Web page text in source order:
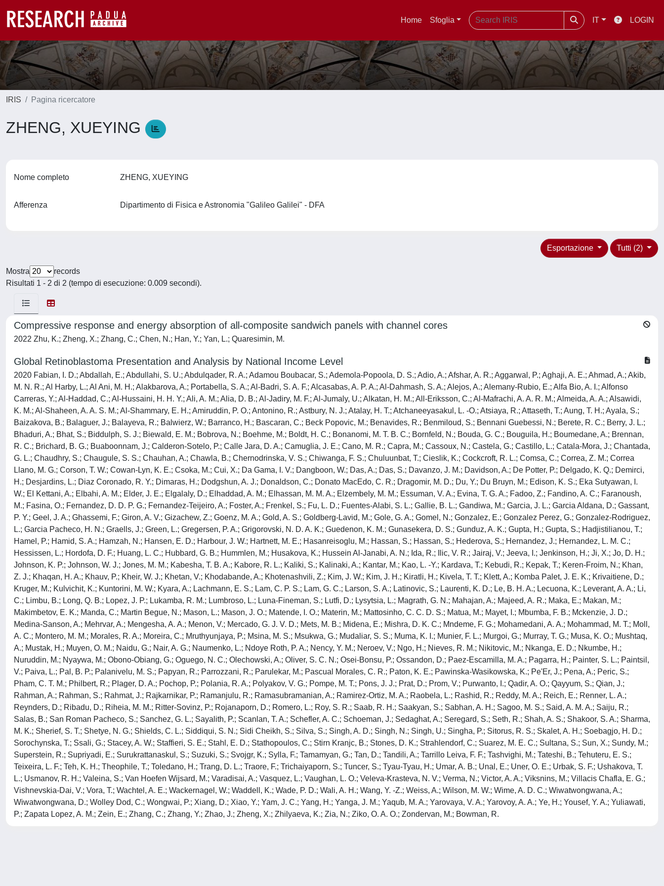
Home Sfoglia IT LOGIN
IRIS Pagina ricercatore
ZHENG, XUEYING
Nome completo ZHENG, XUEYING
Afferenza Dipartimento di Fisica e Astronomia "Galileo Galilei" - DFA
Tutti (2)
Esportazione
Mostra
records
Risultati 1 - 2 di 2 (tempo di esecuzione: 0.009 secondi).
Compressive response and energy absorption of all-composite sandwich panels with channel cores
2022 Zhu, K.; Zheng, X.; Zhang, C.; Chen, N.; Han, Y.; Yan, L.; Quaresimin, M.
Global Retinoblastoma Presentation and Analysis by National Income Level
2020 Fabian, I. D.; Abdallah, E.; Abdullahi, S. U.; Abdulqader, R. A.; Adamou Boubacar, S.; Ademola-Popoola, D. S.; Adio, A.; Afshar, A. R.; Aggarwal, P.; Aghaji, A. E.; Ahmad, A.; Akib,
M. N. R.; Al Harby, L.; Al Ani, M. H.; Alakbarova, A.; Portabella, S. A.; Al-Badri, S. A. F.; Alcasabas, A. P. A.; Al-Dahmash, S. A.; Alejos, A.; Alemany-Rubio, E.; Alfa Bio, A. I.; Alfonso
Carreras, Y.; Al-Haddad, C.; Al-Hussaini, H. H. Y.; Ali, A. M.; Alia, D. B.; Al-Jadiry, M. F.; Al-Jumaly, U.; Alkatan, H. M.; All-Eriksson, C.; Al-Mafrachi, A. A. R. M.; Almeida, A. A.; Alsawidi,
K. M.; Al-Shaheen, A. A. S. M.; Al-Shammary, E. H.; Amiruddin, P. O.; Antonino, R.; Astbury, N. J.; Atalay, H. T.; Atchaneeyasakul, L. -O.; Atsiaya, R.; Attaseth, T.; Aung, T. H.; Ayala, S.;
Baizakova, B.; Balaguer, J.; Balayeva, R.; Balwierz, W.; Barranco, H.; Bascaran, C.; Beck Popovic, M.; Benavides, R.; Benmiloud, S.; Bennani Guebessi, N.; Berete, R. C.; Berry, J. L.;
Bhaduri, A.; Bhat, S.; Biddulph, S. J.; Biewald, E. M.; Bobrova, N.; Boehme, M.; Boldt, H. C.; Bonanomi, M. T. B. C.; Bornfeld, N.; Bouda, G. C.; Bouguila, H.; Boumedane, A.; Brennan,
R. C.; Brichard, B. G.; Buaboonnam, J.; Calderon-Sotelo, P.; Calle Jara, D. A.; Camuglia, J. E.; Cano, M. R.; Capra, M.; Cassoux, N.; Castela, G.; Castillo, L.; Catala-Mora, J.; Chantada,
G. L.; Chaudhry, S.; Chaugule, S. S.; Chauhan, A.; Chawla, B.; Chernodrinska, V. S.; Chiwanga, F. S.; Chuluunbat, T.; Cieslik, K.; Cockcroft, R. L.; Comsa, C.; Correa, Z. M.; Correa
Llano, M. G.; Corson, T. W.; Cowan-Lyn, K. E.; Csoka, M.; Cui, X.; Da Gama, I. V.; Dangboon, W.; Das, A.; Das, S.; Davanzo, J. M.; Davidson, A.; De Potter, P.; Delgado, K. Q.; Demirci,
H.; Desjardins, L.; Diaz Coronado, R. Y.; Dimaras, H.; Dodgshun, A. J.; Donaldson, C.; Donato MacEdo, C. R.; Dragomir, M. D.; Du, Y.; Du Bruyn, M.; Edison, K. S.; Eka Sutyawan, I.
W.; El Kettani, A.; Elbahi, A. M.; Elder, J. E.; Elgalaly, D.; Elhaddad, A. M.; Elhassan, M. M. A.; Elzembely, M. M.; Essuman, V. A.; Evina, T. G. A.; Fadoo, Z.; Fandino, A. C.; Faranoush,
M.; Fasina, O.; Fernandez, D. D. P. G.; Fernandez-Teijeiro, A.; Foster, A.; Frenkel, S.; Fu, L. D.; Fuentes-Alabi, S. L.; Gallie, B. L.; Gandiwa, M.; Garcia, J. L.; Garcia Aldana, D.; Gassant,
P. Y.; Geel, J. A.; Ghassemi, F.; Giron, A. V.; Gizachew, Z.; Goenz, M. A.; Gold, A. S.; Goldberg-Lavid, M.; Gole, G. A.; Gomel, N.; Gonzalez, E.; Gonzalez Perez, G.; Gonzalez-Rodriguez,
L.; Garcia Pacheco, H. N.; Graells, J.; Green, L.; Gregersen, P. A.; Grigorovski, N. D. A. K.; Guedenon, K. M.; Gunasekera, D. S.; Gunduz, A. K.; Gupta, H.; Gupta, S.; Hadjistilianou, T.;
Hamel, P.; Hamid, S. A.; Hamzah, N.; Hansen, E. D.; Harbour, J. W.; Hartnett, M. E.; Hasanreisoglu, M.; Hassan, S.; Hassan, S.; Hederova, S.; Hernandez, J.; Hernandez, L. M. C.;
Hessissen, L.; Hordofa, D. F.; Huang, L. C.; Hubbard, G. B.; Hummlen, M.; Husakova, K.; Hussein Al-Janabi, A. N.; Ida, R.; Ilic, V. R.; Jairaj, V.; Jeeva, I.; Jenkinson, H.; Ji, X.; Jo, D. H.;
Johnson, K. P.; Johnson, W. J.; Jones, M. M.; Kabesha, T. B. A.; Kabore, R. L.; Kaliki, S.; Kalinaki, A.; Kantar, M.; Kao, L. -Y.; Kardava, T.; Kebudi, R.; Kepak, T.; Keren-Froim, N.; Khan,
Z. J.; Khaqan, H. A.; Khauv, P.; Kheir, W. J.; Khetan, V.; Khodabande, A.; Khotenashvili, Z.; Kim, J. W.; Kim, J. H.; Kiratli, H.; Kivela, T. T.; Klett, A.; Komba Palet, J. E. K.; Krivaitiene, D.;
Kruger, M.; Kulvichit, K.; Kuntorini, M. W.; Kyara, A.; Lachmann, E. S.; Lam, C. P. S.; Lam, G. C.; Larson, S. A.; Latinovic, S.; Laurenti, K. D.; Le, B. H. A.; Lecuona, K.; Leverant, A. A.; Li,
C.; Limbu, B.; Long, Q. B.; Lopez, J. P.; Lukamba, R. M.; Lumbroso, L.; Luna-Fineman, S.; Lutfi, D.; Lysytsia, L.; Magrath, G. N.; Mahajan, A.; Majeed, A. R.; Maka, E.; Makan, M.;
Makimbetov, E. K.; Manda, C.; Martin Begue, N.; Mason, L.; Mason, J. O.; Matende, I. O.; Materin, M.; Mattosinho, C. C. D. S.; Matua, M.; Mayet, I.; Mbumba, F. B.; Mckenzie, J. D.;
Medina-Sanson, A.; Mehrvar, A.; Mengesha, A. A.; Menon, V.; Mercado, G. J. V. D.; Mets, M. B.; Midena, E.; Mishra, D. K. C.; Mndeme, F. G.; Mohamedani, A. A.; Mohammad, M. T.; Moll,
A. C.; Montero, M. M.; Morales, R. A.; Moreira, C.; Mruthyunjaya, P.; Msina, M. S.; Msukwa, G.; Mudaliar, S. S.; Muma, K. I.; Munier, F. L.; Murgoi, G.; Murray, T. G.; Musa, K. O.; Mushtaq,
A.; Mustak, H.; Muyen, O. M.; Naidu, G.; Nair, A. G.; Naumenko, L.; Ndoye Roth, P. A.; Nency, Y. M.; Neroev, V.; Ngo, H.; Nieves, R. M.; Nikitovic, M.; Nkanga, E. D.; Nkumbe, H.;
Nuruddin, M.; Nyaywa, M.; Obono-Obiang, G.; Oguego, N. C.; Olechowski, A.; Oliver, S. C. N.; Osei-Bonsu, P.; Ossandon, D.; Paez-Escamilla, M. A.; Pagarra, H.; Painter, S. L.; Paintsil,
V.; Paiva, L.; Pal, B. P.; Palanivelu, M. S.; Papyan, R.; Parrozzani, R.; Parulekar, M.; Pascual Morales, C. R.; Paton, K. E.; Pawinska-Wasikowska, K.; Pe'Er, J.; Pena, A.; Peric, S.;
Pham, C. T. M.; Philbert, R.; Plager, D. A.; Pochop, P.; Polania, R. A.; Polyakov, V. G.; Pompe, M. T.; Pons, J. J.; Prat, D.; Prom, V.; Purwanto, I.; Qadir, A. O.; Qayyum, S.; Qian, J.;
Rahman, A.; Rahman, S.; Rahmat, J.; Rajkarnikar, P.; Ramanjulu, R.; Ramasubramanian, A.; Ramirez-Ortiz, M. A.; Raobela, L.; Rashid, R.; Reddy, M. A.; Reich, E.; Renner, L. A.;
Reynders, D.; Ribadu, D.; Riheia, M. M.; Ritter-Sovinz, P.; Rojanaporn, D.; Romero, L.; Roy, S. R.; Saab, R. H.; Saakyan, S.; Sabhan, A. H.; Sagoo, M. S.; Said, A. M. A.; Saiju, R.;
Salas, B.; San Roman Pacheco, S.; Sanchez, G. L.; Sayalith, P.; Scanlan, T. A.; Schefler, A. C.; Schoeman, J.; Sedaghat, A.; Seregard, S.; Seth, R.; Shah, A. S.; Shakoor, S. A.; Sharma,
M. K.; Sherief, S. T.; Shetye, N. G.; Shields, C. L.; Siddiqui, S. N.; Sidi Cheikh, S.; Silva, S.; Singh, A. D.; Singh, N.; Singh, U.; Singha, P.; Sitorus, R. S.; Skalet, A. H.; Soebagjo, H. D.;
Sorochynska, T.; Ssali, G.; Stacey, A. W.; Staffieri, S. E.; Stahl, E. D.; Stathopoulos, C.; Stirn Kranjc, B.; Stones, D. K.; Strahlendorf, C.; Suarez, M. E. C.; Sultana, S.; Sun, X.; Sundy, M.;
Superstein, R.; Supriyadi, E.; Surukrattanaskul, S.; Suzuki, S.; Svojgr, K.; Sylla, F.; Tamamyan, G.; Tan, D.; Tandili, A.; Tarrillo Leiva, F. F.; Tashvighi, M.; Tateshi, B.; Tehuteru, E. S.;
Teixeira, L. F.; Teh, K. H.; Theophile, T.; Toledano, H.; Trang, D. L.; Traore, F.; Trichaiyaporn, S.; Tuncer, S.; Tyau-Tyau, H.; Umar, A. B.; Unal, E.; Uner, O. E.; Urbak, S. F.; Ushakova, T.
L.; Usmanov, R. H.; Valeina, S.; Van Hoefen Wijsard, M.; Varadisai, A.; Vasquez, L.; Vaughan, L. O.; Veleva-Krasteva, N. V.; Verma, N.; Victor, A. A.; Viksnins, M.; Villacis Chafla, E. G.;
Vishnevskia-Dai, V.; Vora, T.; Wachtel, A. E.; Wackernagel, W.; Waddell, K.; Wade, P. D.; Wali, A. H.; Wang, Y. -Z.; Weiss, A.; Wilson, M. W.; Wime, A. D. C.; Wiwatwongwana, A.;
Wiwatwongwana, D.; Wolley Dod, C.; Wongwai, P.; Xiang, D.; Xiao, Y.; Yam, J. C.; Yang, H.; Yanga, J. M.; Yaqub, M. A.; Yarovaya, V. A.; Yarovoy, A. A.; Ye, H.; Yousef, Y. A.; Yuliawati,
P.; Zapata Lopez, A. M.; Zein, E.; Zhang, C.; Zhang, Y.; Zhao, J.; Zheng, X.; Zhilyaeva, K.; Zia, N.; Ziko, O. A. O.; Zondervan, M.; Bowman, R.